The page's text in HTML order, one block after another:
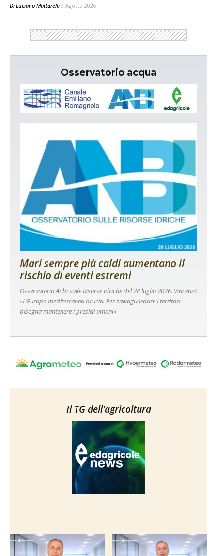
Di Luciano Mattarelli 3 Agosto 2026
Osservatorio acqua
Mari sempre più caldi aumentano il
rischio di eventi estremi
Osservatorio Anbi sulle Risorse idriche del 28 luglio 2026. Vincenzi:
«L’Europa mediterranea brucia. Per salvaguardare i territori
bisogna mantenere i presidi umani»
Il TG dell'agricoltura